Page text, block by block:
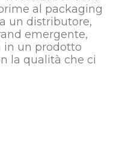
al packaging
un distributore,
emergente,
in un prodotto
la qualità che ci